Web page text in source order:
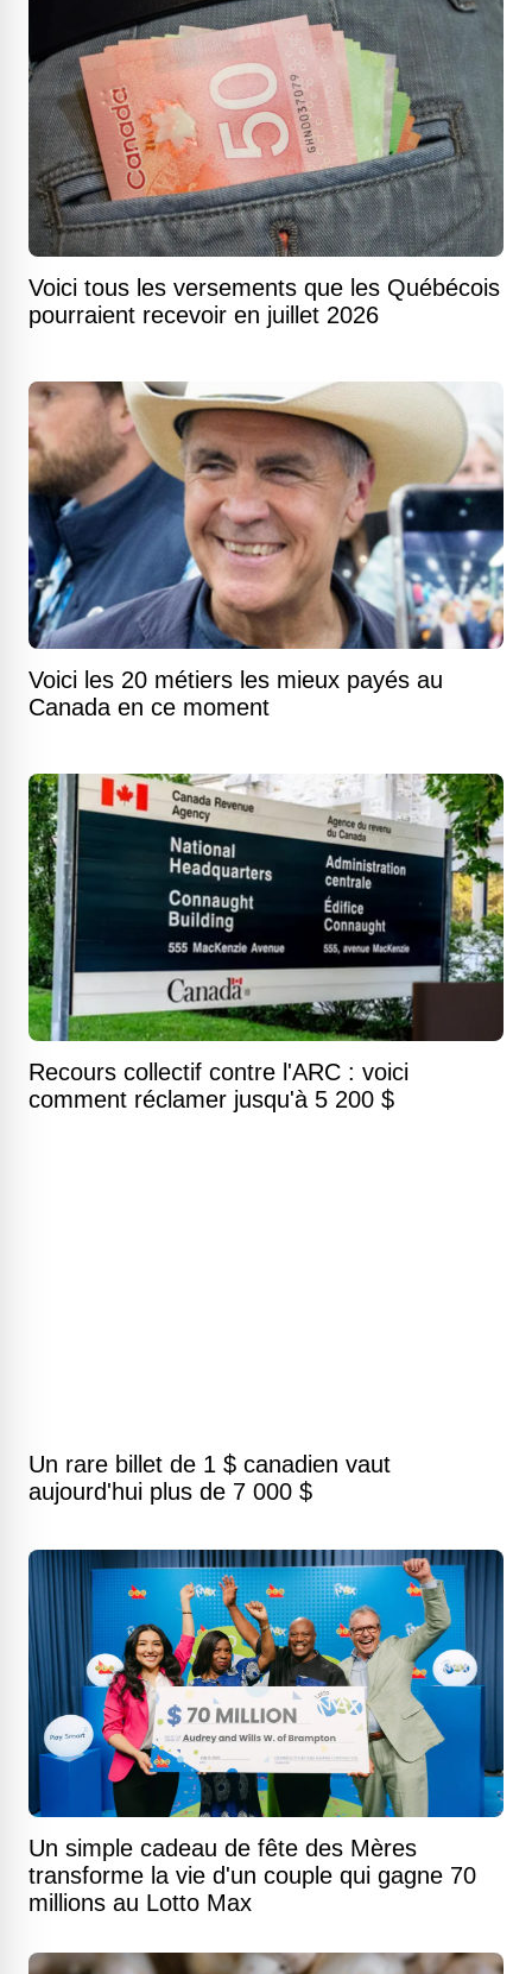
Voici tous les versements que les Québécois
pourraient recevoir en juillet 2026
Voici les 20 métiers les mieux payés au
Canada en ce moment
Recours collectif contre l'ARC : voici
comment réclamer jusqu'à 5 200 $
Un rare billet de 1 $ canadien vaut
aujourd'hui plus de 7 000 $
Un simple cadeau de fête des Mères
transforme la vie d'un couple qui gagne 70
millions au Lotto Max